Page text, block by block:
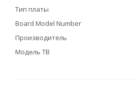
Тип платы
Board Model Number
Производитель
Модель ТВ